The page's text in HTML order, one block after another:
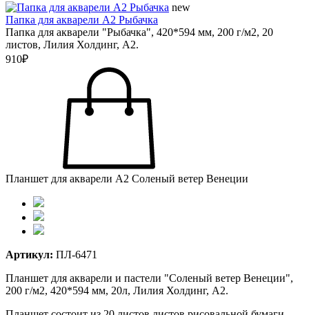
new
Папка для акварели А2 Рыбачка
Папка для акварели "Рыбачка", 420*594 мм, 200 г/м2, 20
листов, Лилия Холдинг, А2.
910₽
Планшет для акварели А2 Соленый ветер Венеции
Артикул: ПЛ-6471
Планшет для акварели и пастели "Соленый ветер Венеции",
200 г/м2, 420*594 мм, 20л, Лилия Холдинг, А2.